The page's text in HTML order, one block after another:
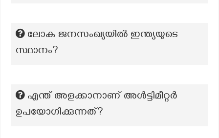
ലോക ജനസംഖ്യയിൽ ഇന്ത്യയുടെ
സ്ഥാനം?
എന്ത് അളക്കാനാണ് അൾട്ടിമീറ്റർ
ഉപയോഗിക്കുന്നത്?